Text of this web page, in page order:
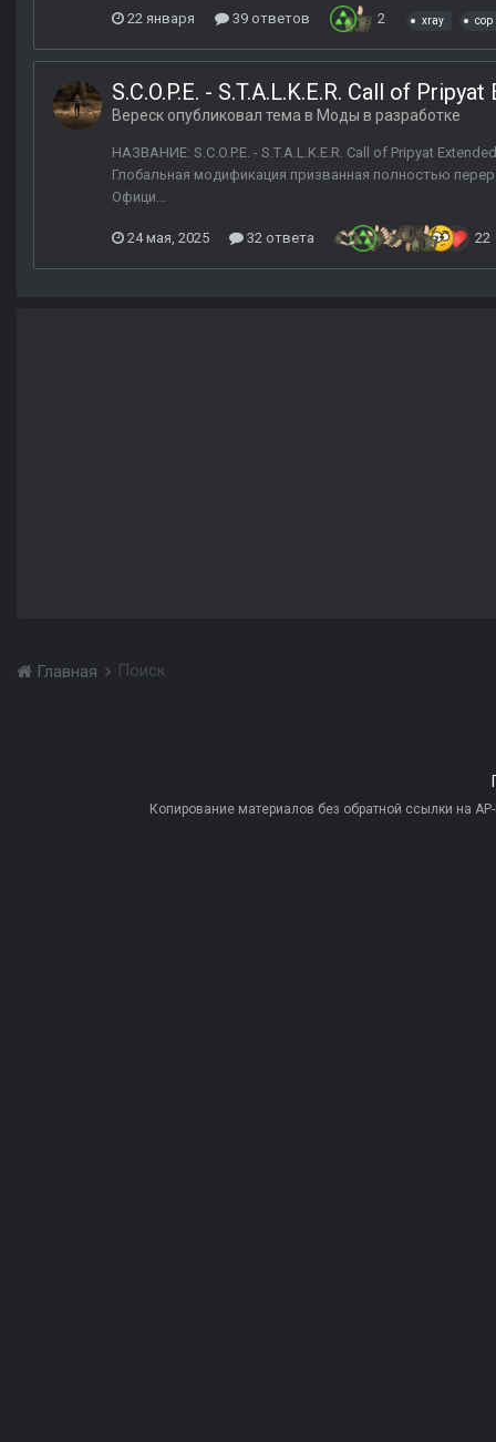
22 января 39 ответов 2 xray cop
S.C.O.P.E. - S.T.A.L.K.E.R. Call of
Вереск опубликовал тема в Моды в разработке
НАЗВАНИЕ: S.C.O.P.E. - S.T.A.L.K.E.R. Call of Pripyat
Глобальная модификация призванная полностью
Офици...
24 мая, 2025 32 ответа 22
Главная Поиск
Копирование материалов без обратной ссылки на